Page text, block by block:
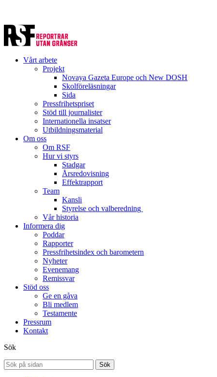
Vårt arbete
Projekt
Novaya Gazeta Europe och New DOSH
Skolföreläsningar
Sida
Pressfrihetspriset
Stöd till journalister
Internationella insatser
Utbildningsmaterial
Om oss
Om RSF
Hur vi styrs
Stadgar
Årsredovisning
Effektrapport
Team
Kansli
Styrelse och valberedning
Vår historia
Informera dig
Poddar
Rapporter
Pressfrihetsindex och barometern
Nyheter
Evenemang
Remissvar
Stöd oss
Ge en gåva
Bli medlem
Testamente
Pressrum
Kontakt
Sök
Sök